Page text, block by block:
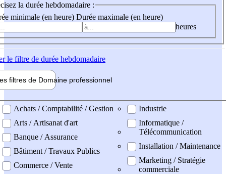
la durée hebdomadaire :
minimale (en heure) Durée maximale (en heure)
heures
le filtre de durée hebdomadaire
filtres de Domaine professionnel
professionel
Achats / Comptabilité / Gestion
Arts / Artisanat d'art
Banque / Assurance
Bâtiment / Travaux Publics
Commerce / Vente
Industrie
Informatique /
Télécommunication
Installation / Maintenance
Marketing / Stratégie
commerciale